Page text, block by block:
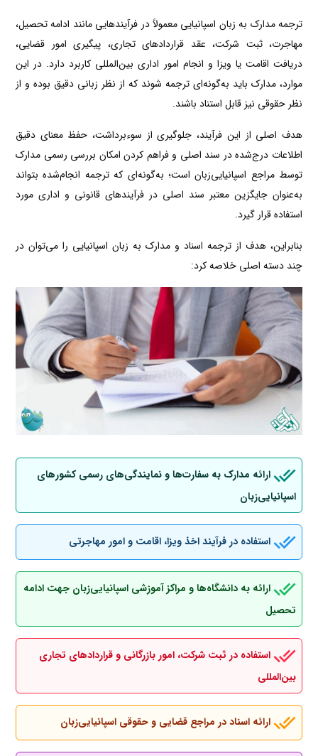
ترجمه مدارک به زبان اسپانیایی معمولاً در فرآیندهایی مانند ادامه تحصیل،
مهاجرت، ثبت شرکت، عقد قراردادهای تجاری، پیگیری امور قضایی،
دریافت اقامت یا ویزا و انجام امور اداری بین‌المللی کاربرد دارد. در این
موارد، مدارک باید به‌گونه‌ای ترجمه شوند که از نظر زبانی دقیق بوده و از
نظر حقوقی نیز قابل استناد باشند.
هدف اصلی از این فرآیند، جلوگیری از سوءبرداشت، حفظ معنای دقیق
اطلاعات درج‌شده در سند اصلی و فراهم کردن امکان بررسی رسمی مدارک
توسط مراجع اسپانیایی‌زبان است؛ به‌گونه‌ای که ترجمه انجام‌شده بتواند
به‌عنوان جایگزین معتبر سند اصلی در فرآیندهای قانونی و اداری مورد
استفاده قرار گیرد.
بنابراین، هدف از ترجمه اسناد و مدارک به زبان اسپانیایی را می‌توان در
چند دسته اصلی خلاصه کرد:
ارائه مدارک به سفارت‌ها و نمایندگی‌های رسمی کشورهای
اسپانیایی‌زبان
استفاده در فرآیند اخذ ویزا، اقامت و امور مهاجرتی
ارائه به دانشگاه‌ها و مراکز آموزشی اسپانیایی‌زبان جهت ادامه
تحصیل
استفاده در ثبت شرکت، امور بازرگانی و قراردادهای تجاری
بین‌المللی
ارائه اسناد در مراجع قضایی و حقوقی اسپانیایی‌زبان